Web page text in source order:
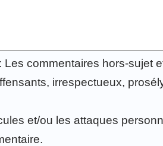
Les commentaires hors-sujet
irrespectueux,
et/ou les attaques